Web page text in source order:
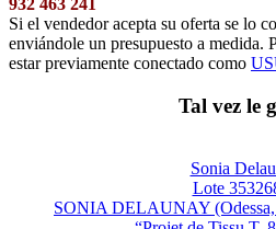
932 463 241
Si el vendedor acepta su oferta se lo
enviándole un presupuesto a medida.
estar previamente conectado como
Tal vez le
Sonia
Lote
SONIA DELAUNAY (Odessa,